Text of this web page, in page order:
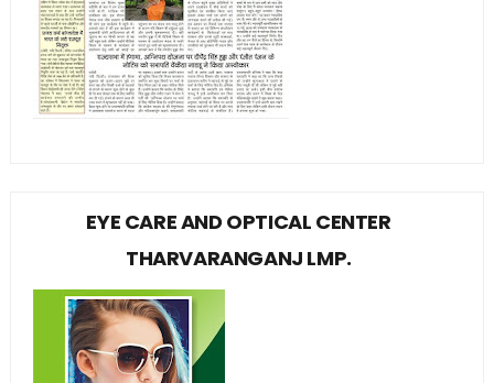
EYE CARE AND OPTICAL CENTER
THARVARANGANJ LMP.